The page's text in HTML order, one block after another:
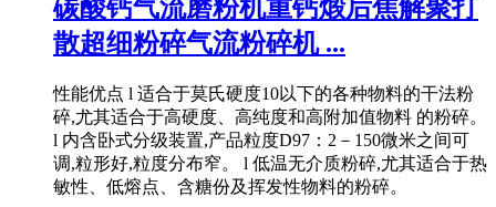
碳酸钙气流磨粉机重钙煅后焦解聚打
散超细粉碎气流粉碎机 ...
性能优点 l 适合于莫氏硬度10以下的各种物料的干法粉
碎,尤其适合于高硬度、高纯度和高附加值物料 的粉碎。
l 内含卧式分级装置,产品粒度D97：2－150微米之间可
调,粒形好,粒度分布窄。 l 低温无介质粉碎,尤其适合于热
敏性、低熔点、含糖份及挥发性物料的粉碎。